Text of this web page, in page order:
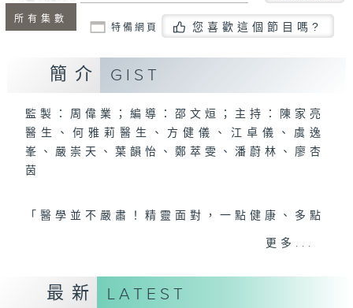
所有集數
特備網頁 您喜歡這個節目嗎?
簡介 GIST
監製：周偉業；編導：邵文烜；主持：陳家亮
醫生、何雅莉醫生、方健儀、江卓儀、虞逸
峯、嚴崇天、葉韻怡、鄭萃雯、潘蔚林、廖杏
茵
「醫學並不嚴肅！精靈面對，一點健康、多點
幸福！」 《精靈一點》健康資訊守護大眾 精
訊。
更多...
最新 LATEST